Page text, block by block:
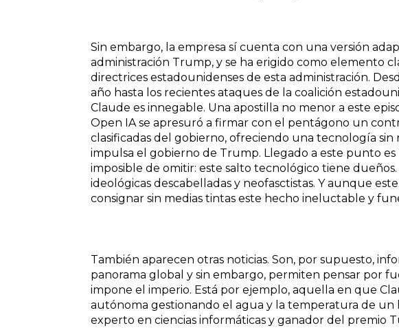
Sin embargo, la empresa sí cuenta con una versión
administración Trump, y se ha erigido como elemento
directrices estadounidenses de esta administración.
año hasta los recientes ataques de la coalición
Claude es innegable. Una apostilla no menor a este
Open IA se apresuró a firmar con el pentágono un
clasificadas del gobierno, ofreciendo una tecnología sin
impulsa el gobierno de Trump. Llegado a este punto
imposible de omitir: este salto tecnológico tiene
ideológicas descabelladas y neofasctistas. Y aunque
consignar sin medias tintas este hecho ineluctable y
También aparecen otras noticias. Son, por supuesto,
panorama global y sin embargo, permiten pensar por
impone el imperio. Está por ejemplo, aquella en que
autónoma gestionando el agua y la temperatura de
experto en ciencias informáticas y ganador del premio